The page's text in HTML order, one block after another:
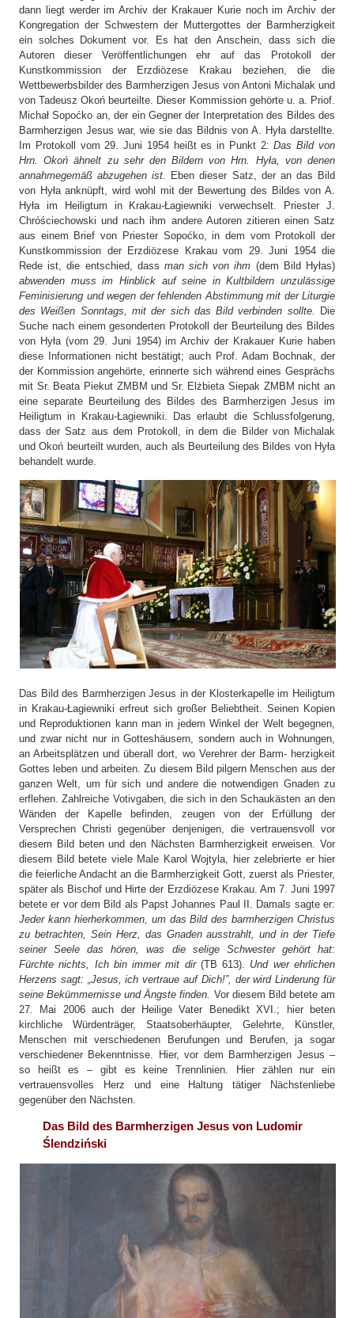
dann liegt werder im Archiv der Krakauer Kurie noch im Archiv der
Kongregation der Schwestern der Muttergottes der Barmherzigkeit
ein solches Dokument vor. Es hat den Anschein, dass sich die
Autoren dieser Veröffentlichungen ehr auf das Protokoll der
Kunstkommission der Erzdiözese Krakau beziehen, die die
Wettbewerbsbilder des Barmherzigen Jesus von Antoni Michalak und
von Tadeusz Okoń beurteilte. Dieser Kommission gehörte u. a. Priof.
Michał Sopoćko an, der ein Gegner der Interpretation des Bildes des
Barmherzigen Jesus war, wie sie das Bildnis von A. Hyła darstellte.
Im Protokoll vom 29. Juni 1954 heißt es in Punkt 2:Das Bild von
Hrn. Okoń ähnelt zu sehr den Bildern von Hrn. Hyła, von denen
annahmegemäß abzugehen ist.
Eben dieser Satz, der an das Bild
von Hyła anknüpft, wird wohl mit der Bewertung des Bildes von A.
Hyła im Heiligtum in Krakau-Łagiewniki verwechselt. Priester J.
Chróściechowski und nach ihm andere Autoren zitieren einen Satz
aus einem Brief von Priester Sopoćko, in dem vom Protokoll der
Kunstkommission der Erzdiözese Krakau vom 29. Juni 1954 die
Rede ist, die entschied, dass man sich von ihm (dem Bild Hyłas)
abwenden muss im Hinblick auf seine in Kultbildern unzulässige
Feminisierung und wegen der fehlenden Abstimmung mit der Liturgie
des Weißen Sonntags, mit der sich das Bild verbinden sollte.
Die
Suche nach einem gesonderten Protokoll der Beurteilung des Bildes
von Hyła (vom 29. Juni 1954) im Archiv der Krakauer Kurie haben
diese Informationen nicht bestätigt; auch Prof. Adam Bochnak, der
der Kommission angehörte, erinnerte sich während eines Gesprächs
mit Sr. Beata Piekut ZMBM und Sr. Elżbieta Siepak ZMBM nicht an
eine separate Beurteilung des Bildes des Barmherzigen Jesus im
Heiligtum in Krakau-Łagiewniki. Das erlaubt die Schlussfolgerung,
dass der Satz aus dem Protokoll, in dem die Bilder von Michalak
und Okoń beurteilt wurden, auch als Beurteilung des Bildes von Hyła
behandelt wurde.
Das Bild des Barmherzigen Jesus in der Klosterkapelle im Heiligtum
in Krakau-Łagiewniki erfreut sich großer Beliebtheit. Seinen Kopien
und Reproduktionen kann man in jedem Winkel der Welt begegnen,
und zwar nicht nur in Gotteshäusern, sondern auch in Wohnungen,
an Arbeitsplätzen und überall dort, wo Verehrer der Barm- herzigkeit
Gottes leben und arbeiten. Zu diesem Bild pilgern Menschen aus der
ganzen Welt, um für sich und andere die notwendigen Gnaden zu
erflehen. Zahlreiche Votivgaben, die sich in den Schaukästen an den
Wänden der Kapelle befinden, zeugen von der Erfüllung der
Versprechen Christi gegenüber denjenigen, die vertrauensvoll vor
diesem Bild beten und den Nächsten Barmherzigkeit erweisen. Vor
diesem Bild betete viele Male Karol Wojtyla, hier zelebrierte er hier
die feierliche Andacht an die Barmherzigkeit Gott, zuerst als Priester,
später als Bischof und Hirte der Erzdiözese Krakau. Am 7. Juni 1997
betete er vor dem Bild als Papst Johannes Paul II. Damals sagte er:
Jeder kann hierherkommen, um das Bild des barmherzigen Christus
zu betrachten, Sein Herz, das Gnaden ausstrahlt, und in der Tiefe
seiner Seele das hören, was die selige Schwester gehört hat:
Fürchte nichts, Ich bin immer mit dir (TB 613).
Und wer ehrlichen
Herzens sagt: „Jesus, ich vertraue auf Dich!”, der wird Linderung für
seine Bekümmernisse und Ängste finden. Vor diesem Bild betete am
27. Mai 2006 auch der Heilige Vater Benedikt XVI.; hier beten
kirchliche Würdenträger, Staatsoberhäupter, Gelehrte, Künstler,
Menschen mit verschiedenen Berufungen und Berufen, ja sogar
verschiedener Bekenntnisse. Hier, vor dem Barmherzigen Jesus –
so heißt es – gibt es keine Trennlinien. Hier zählen nur ein
vertrauensvolles Herz und eine Haltung tätiger Nächstenliebe
gegenüber den Nächsten.
Das Bild des Barmherzigen Jesus von Ludomir
Ślendziński